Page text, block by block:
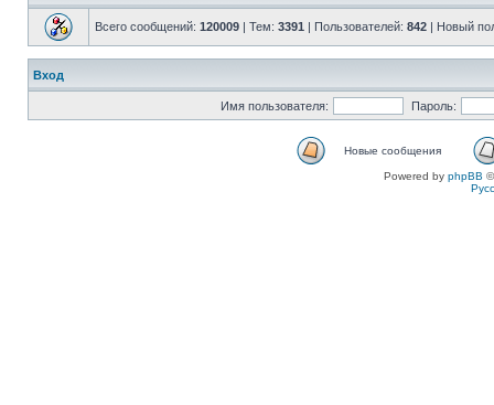
Всего сообщений: 120009 | Тем: 3391 | Пользователей: 842 | Новый
Вход
Имя пользователя: Пароль:
Новые сообщения
Powered by phpBB